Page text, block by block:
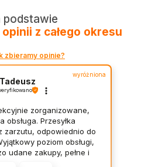
podstawie
opinii z całego okresu
zbieramy opinie?
wyróżniona
Tadeusz
zorganizowane,
obsługa. Przesyłka
zarzutu, odpowiednio do
poziom obsługi,
udane zakupy, pełne i